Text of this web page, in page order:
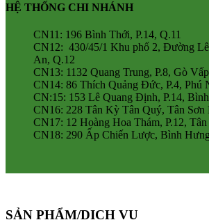
HỆ THỐNG CHI NHÁNH
CN11: 196 Bình Thới, P.14, Q.11
CN12: 430/45/1 Khu phố 2, Đường
An, Q.12
CN13: 1132 Quang Trung, P.8, Gò Vấp
CN14: 86 Thích Quảng Đức, P.4, Phú
CN:15: 153 Lê Quang Định, P.14,
CN16: 228 Tân Kỳ Tân Quý, Tân Sơn
CN17: 12 Hoàng Hoa Thám, P.12,
CN18: 290 Ấp Chiến Lược, Bình
SẢN PHẨM/DỊCH VỤ